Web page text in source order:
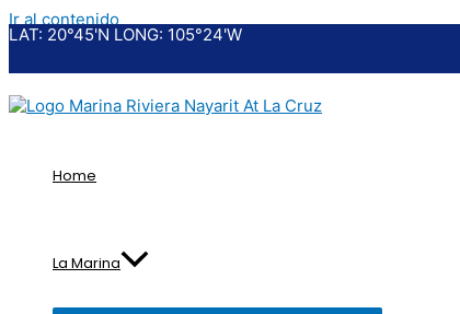
Ir al contenido
LAT: 20°45'N LONG: 105°24'W
Home
La Marina